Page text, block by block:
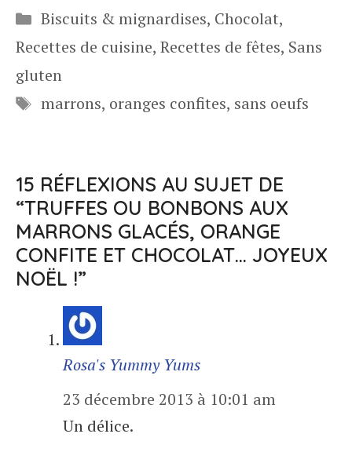
Catégories
Biscuits & mignardises, Chocolat,
Recettes de cuisine, Recettes de fêtes, Sans
gluten
Étiquettes
marrons, oranges confites, sans oeufs
15 RÉFLEXIONS AU SUJET DE
“TRUFFES OU BONBONS AUX
MARRONS GLACÉS, ORANGE
CONFITE ET CHOCOLAT… JOYEUX
NOËL !”
Rosa's Yummy Yums
23 décembre 2013 à 10:01 am
Un délice.